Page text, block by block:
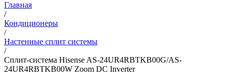
Главная
/
Кондиционеры
/
Настенные сплит системы
/
Сплит-система Hisense AS-24UR4RBTKB00G/AS-
24UR4RBTKB00W Zoom DC Inverter